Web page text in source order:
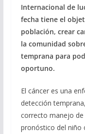
Internacional de
fecha tiene el
población, crear
la comunidad
temprana para
oportuno.
El cáncer es una
detección
correcto manejo
pronóstico del niño